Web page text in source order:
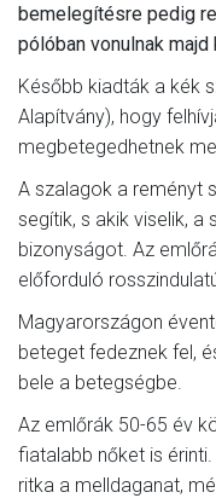
bemelegítésre pedig
pólóban vonulnak
Később kiadták a kék
Alapítvány), hogy
megbetegedhetnek
A szalagok a reményt
segítik, s akik viselik, a
bizonyságot. Az
előforduló
Magyarországon
beteget fedeznek fel,
bele a betegségbe.
Az emlőrák 50-65 év
fiatalabb nőket is
ritka a melldaganat,